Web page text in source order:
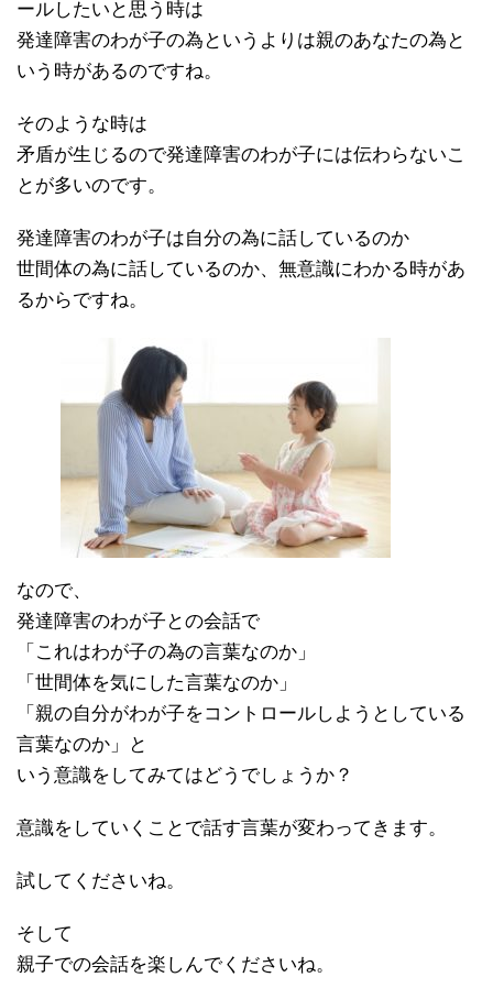
ールしたいと思う時は
発達障害のわが子の為というよりは親のあなたの為と
いう時があるのですね。
そのような時は
矛盾が生じるので発達障害のわが子には伝わらないこ
とが多いのです。
発達障害のわが子は自分の為に話しているのか
世間体の為に話しているのか、無意識にわかる時があ
るからですね。
なので、
発達障害のわが子との会話で
「これはわが子の為の言葉なのか」
「世間体を気にした言葉なのか」
「親の自分がわが子をコントロールしようとしている
言葉なのか」と
いう意識をしてみてはどうでしょうか？
意識をしていくことで話す言葉が変わってきます。
試してくださいね。
そして
親子での会話を楽しんでくださいね。